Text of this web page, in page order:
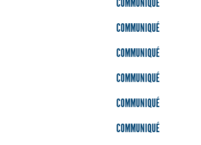
COMMUNIQUÉ
COMMUNIQUÉ
COMMUNIQUÉ
COMMUNIQUÉ
COMMUNIQUÉ